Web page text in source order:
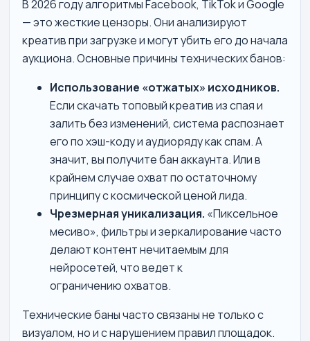
В 2026 году алгоритмы Facebook, TikTok и Google
— это жесткие цензоры. Они анализируют
креатив при загрузке и могут убить его до начала
аукциона. Основные причины технических банов:
Использование «отжатых» исходников.
Если скачать топовый креатив из спая и
залить без изменений, система распознает
его по хэш-коду и аудиоряду как спам. А
значит, вы получите бан аккаунта. Или в
крайнем случае охват по остаточному
принципу с космической ценой лида.
Чрезмерная уникализация. «Пиксельное
месиво», фильтры и зеркалирование часто
делают контент нечитаемым для
нейросетей, что ведет к
ограничению охватов.
Технические баны часто связаны не только с
визуалом, но и с нарушением правил площадок.